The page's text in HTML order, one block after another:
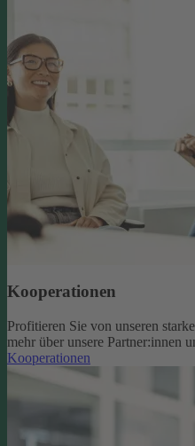
Kooperationen
Profitieren Sie von unseren
mehr über unsere Partner:innen
Kooperationen